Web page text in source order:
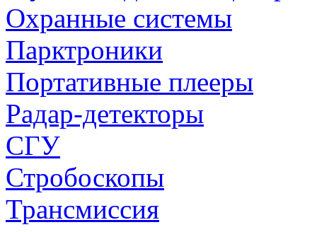
Охранные системы
Парктроники
Портативные плееры
Радар-детекторы
СГУ
Стробоскопы
Трансмиссия